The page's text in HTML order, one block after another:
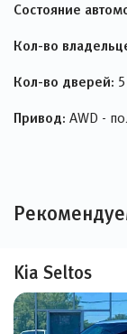
Состояние
Кол-во
Кол-во дверей: 5
Привод: AWD -
Kia Seltos